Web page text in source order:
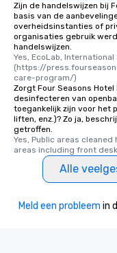
Zijn de handelswijzen bij
basis van de
overheidsinstanties of
organisaties gebruik
handelswijzen.
Yes, EcoLab,
(https://
care-program/)
Zorgt Four Seasons
desinfecteren van
toegankelijk zijn voor het
liften, enz.)? Zo ja,
getroffen.
Yes, Public areas
areas including front
Alle
Meld een probleem in